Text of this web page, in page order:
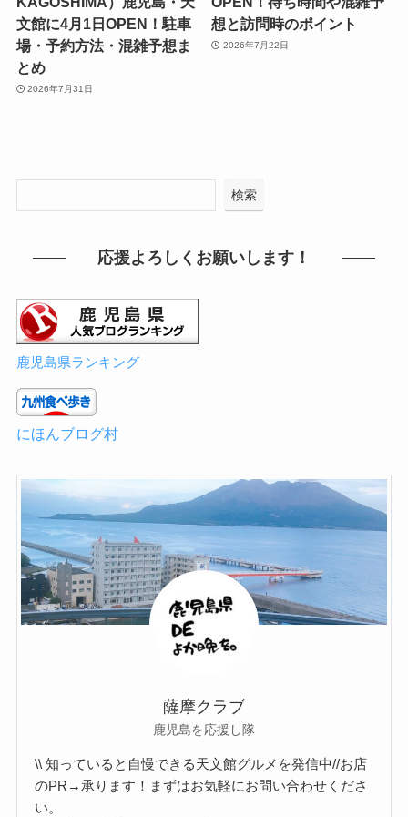
文館に4月1日OPEN！駐車
場・予約方法・混雑予想ま
とめ
2026年7月31日
想と訪問時のポイント
2026年7月22日
検索
応援よろしくお願いします！
鹿児島県ランキング
にほんブログ村
薩摩クラブ
鹿児島を応援し隊
\\ 知っていると自慢できる天文館グルメを発信中//お店
のPR→承ります！まずはお気軽にお問い合わせくださ
い。